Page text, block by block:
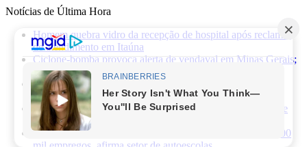
Notícias de Última Hora
Homem quebra vidro da recepção de hospital após reclamar
de atendimento em Itaúna
Ciclone-bomba provoca alerta de vendaval em Minas Gerais;
veja os impactos previstos para Divinópolis
Homem morre após sofrer choque elétrico e cair de oito
metros durante manutenção em academia
PRF apreende 75 mil maços de cigarros contrabandeados e
prende motorista na BR-262
Novas regras da CNH já provocaram perda de cerca de 100